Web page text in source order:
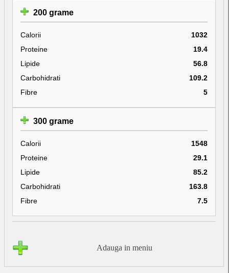
200 grame
Calorii
1032
Proteine
19.4
Lipide
56.8
Carbohidrati
109.2
Fibre
5
300 grame
Calorii
1548
Proteine
29.1
Lipide
85.2
Carbohidrati
163.8
Fibre
7.5
Adauga in meniu